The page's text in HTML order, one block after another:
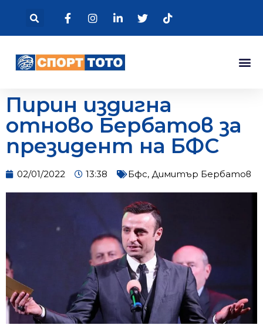
Пирин издигна
отново Бербатов за
президент на БФС
02/01/2022 13:38 Бфс, Димитър Бербатов